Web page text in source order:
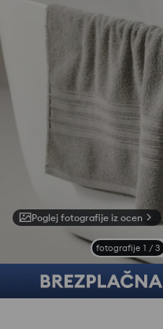
Poglej fotografije iz ocen
fotografije 1 / 3